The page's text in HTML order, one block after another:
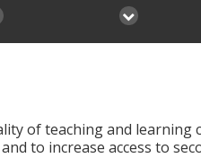
of teaching and
to increase access to